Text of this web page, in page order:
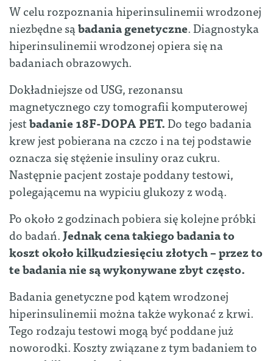
W celu rozpoznania hiperinsulinemii wrodzonej
niezbędne sąbadania genetyczne. Diagnostyka
hiperinsulinemii wrodzonej opiera się na
badaniach obrazowych.
Dokładniejsze od USG, rezonansu
magnetycznego czy tomografii komputerowej
jestbadanie 18F-DOPA PET.Do tego badania
krew jest pobierana na czczo i na tej podstawie
oznacza się stężenie insuliny oraz cukru.
Następnie pacjent zostaje poddany testowi,
polegającemu na wypiciu glukozy z wodą.
Po około 2 godzinach pobiera się kolejne próbki
do badań.Jednak cena takiego badania to
koszt około kilkudziesięciu złotych – przez to
te badania nie są wykonywane zbyt często.
Badania genetyczne pod kątem wrodzonej
hiperinsulinemii można także wykonać z krwi.
Tego rodzaju testowi mogą być poddane już
noworodki. Koszty związane z tym badaniem to